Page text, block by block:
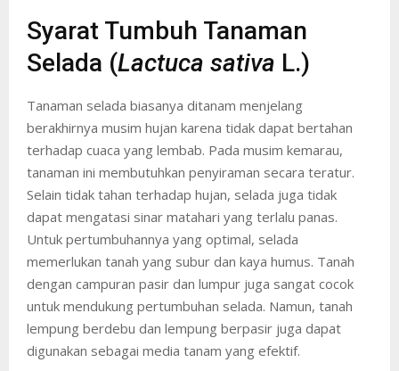
Syarat Tumbuh Tanaman
Selada (Lactuca sativa L.)
Tanaman selada biasanya ditanam menjelang
berakhirnya musim hujan karena tidak dapat bertahan
terhadap cuaca yang lembab. Pada musim kemarau,
tanaman ini membutuhkan penyiraman secara teratur.
Selain tidak tahan terhadap hujan, selada juga tidak
dapat mengatasi sinar matahari yang terlalu panas.
Untuk pertumbuhannya yang optimal, selada
memerlukan tanah yang subur dan kaya humus. Tanah
dengan campuran pasir dan lumpur juga sangat cocok
untuk mendukung pertumbuhan selada. Namun, tanah
lempung berdebu dan lempung berpasir juga dapat
digunakan sebagai media tanam yang efektif.